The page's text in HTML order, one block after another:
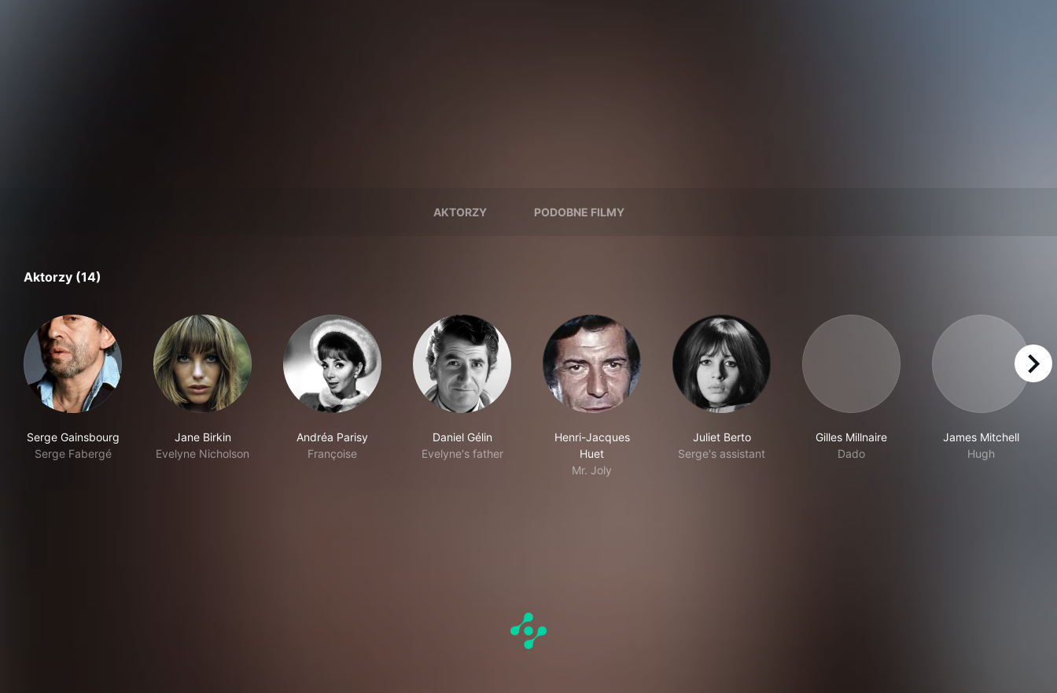
AKTORZY PODOBNE FILMY
Aktorzy (14)
Serge Gainsbourg
Serge Fabergé
Jane Birkin
Evelyne Nicholson
Andréa Parisy
Françoise
Daniel Gélin
Evelyne's father
Henri-Jacques
Huet
Mr. Joly
Juliet Berto
Serge's assistant
Gilles Millnaire
Dado
James Mitchell
Hugh
right